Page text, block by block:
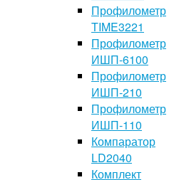
Профилометр
TIME3221
Профилометр
ИШП-6100
Профилометр
ИШП-210
Профилометр
ИШП-110
Компаратор
LD2040
Комплект